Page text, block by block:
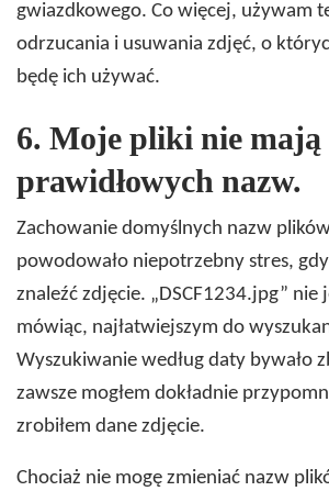
gwiazdkowego. Co więcej, używam
odrzucania i usuwania zdjęć, o
będę ich używać.
6.Moje pliki nie mają
prawidłowych nazw.
Zachowanie domyślnych nazw
powodowało niepotrzebny stres,
znaleźć zdjęcie. „DSCF1234.jpg” nie
mówiąc, najłatwiejszym do
Wyszukiwanie według daty bywało
zawsze mogłem dokładnie
zrobiłem dane zdjęcie.
Chociaż nie mogę zmieniać nazw